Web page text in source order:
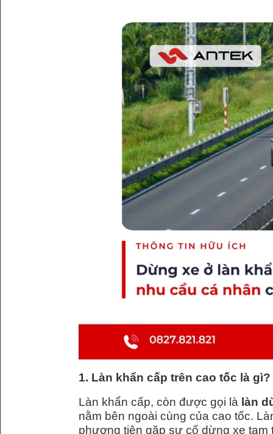
1. Làn khẩn cấp trên cao tốc là gì?
Làn khẩn cấp, còn được gọi là làn
nằm bên ngoài cùng của cao tốc.
phương tiện gặp sự cố dừng xe tạm